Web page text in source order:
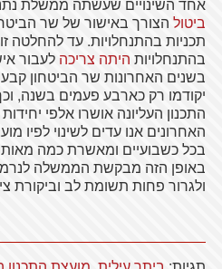
ביטולהצורך באישור של שר
תכניות בהתנחלויות. עד להחלטה
בהתנחלויות היתה צריכה לעבור
בשנים האחרונות שר הביטחון
יקודמו רק כארבע פעמים בשנה,
התכנון העליונה אושרו אלפי
האחרונים אנו עדים לשינוי לפיו
בכל כשבועיים ומאשרת כמה מאות
באופן הזה מבקשת הממשלה
ולגרור פחות תשומת לב וביקורת